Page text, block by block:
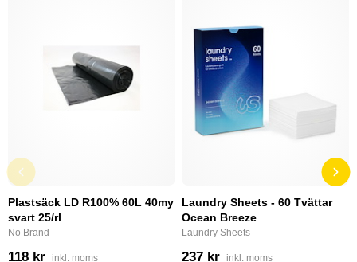
Plastsäck LD R100% 60L 40my
svart 25/rl
No Brand
118 kr inkl. moms
Laundry Sheets - 60 Tvättar
Ocean Breeze
Laundry Sheets
237 kr inkl. moms